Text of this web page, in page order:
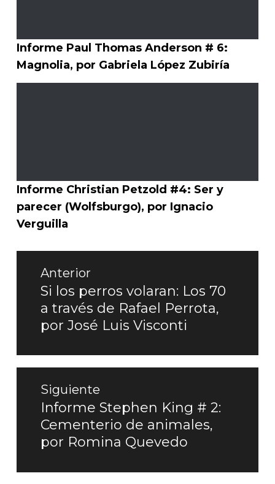
Informe Paul Thomas Anderson # 6:
Magnolia, por Gabriela López Zubiría
Informe Christian Petzold #4: Ser y
parecer (Wolfsburgo), por Ignacio
Verguilla
Navegación
entradas
Anterior
Entrada
anterior:
Si los perros volaran: Los 70
a través de Rafael Perrota,
por José Luis Visconti
Siguiente
Entrada
siguiente:
Informe Stephen King # 2:
Cementerio de animales,
por Romina Quevedo